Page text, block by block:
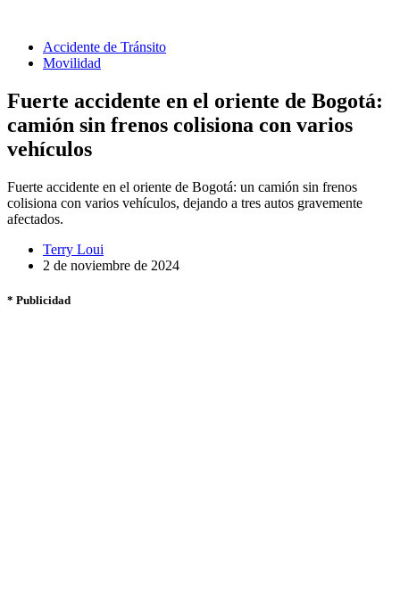
Accidente de Tránsito
Movilidad
Fuerte accidente en el oriente de Bogotá:
camión sin frenos colisiona con varios
vehículos
Fuerte accidente en el oriente de Bogotá: un camión sin frenos
colisiona con varios vehículos, dejando a tres autos gravemente
afectados.
Terry Loui
2 de noviembre de 2024
* Publicidad